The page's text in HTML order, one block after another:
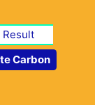
Result
Carbon